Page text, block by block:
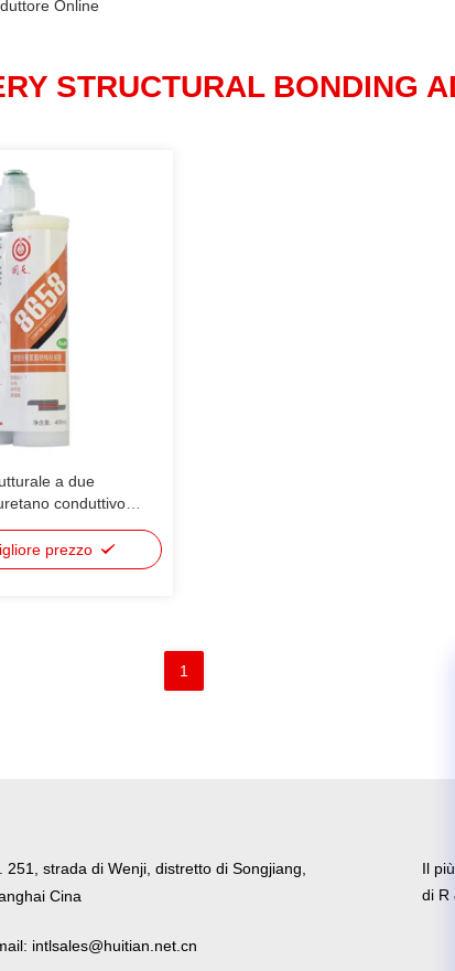
Online
STRUCTURAL BONDING
a due
conduttivo
prezzo
1
251, strada di Wenji, distretto di Songjiang,
Cina
intlsales@huitian.net.cn
Il
di R